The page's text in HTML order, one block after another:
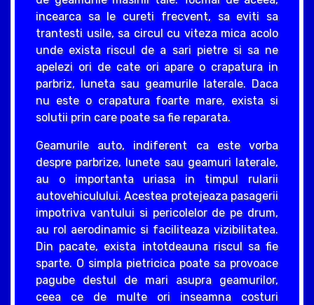
incearca sa le cureti frecvent, sa eviti sa
trantesti usile, sa circul cu viteza mica acolo
unde exista riscul de a sari pietre si sa ne
apelezi ori de cate ori apare o crapatura in
parbriz, luneta sau geamurile laterale. Daca
nu este o crapatura foarte mare, exista si
solutii prin care poate sa fie reparata.
Geamurile auto, indiferent ca este vorba
despre parbrize, lunete sau geamuri laterale,
au o importanta uriasa in timpul rularii
autovehiculului. Acestea protejeaza pasagerii
impotriva vantului si pericolelor de pe drum,
au rol aerodinamic si faciliteaza vizibilitatea.
Din pacate, exista intotdeauna riscul sa fie
sparte. O simpla pietricica poate sa provoace
pagube destul de mari asupra geamurilor,
ceea ce de multe ori inseamna costuri